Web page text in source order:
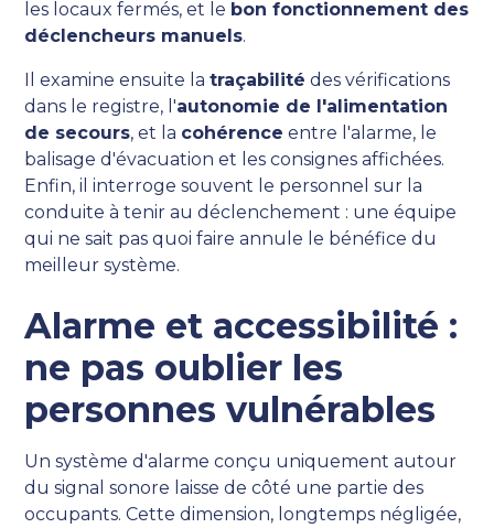
les locaux fermés, et le bon fonctionnement des
déclencheurs manuels.
Il examine ensuite latraçabilité des vérifications
dans le registre, l'autonomie de l'alimentation
de secours, et la cohérence entre l'alarme, le
balisage d'évacuation et les consignes affichées.
Enfin, il interroge souvent le personnel sur la
conduite à tenir au déclenchement : une équipe
qui ne sait pas quoi faire annule le bénéfice du
meilleur système.
Alarme et accessibilité :
ne pas oublier les
personnes vulnérables
Un système d'alarme conçu uniquement autour
du signal sonore laisse de côté une partie des
occupants. Cette dimension, longtemps négligée,